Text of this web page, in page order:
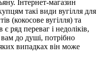
Інтернет-магазин
такі види вугілля для
(кокосове вугілля) та
ряд переваг і недоліків,
до душі, потрібно
випадках він може